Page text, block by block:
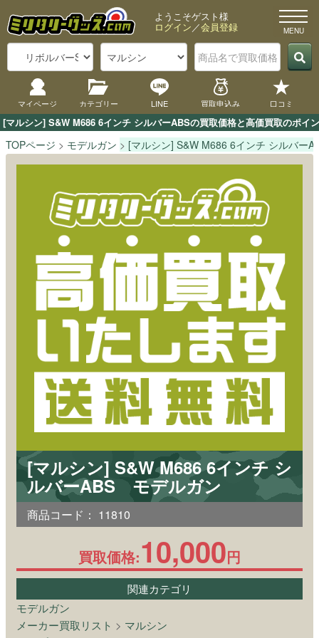
[マルシン] S&W M686 6インチ シルバーABSの買取価格と高価買取のポイ
ようこそゲスト様
ログイン／会員登録
マイページ カテゴリー LINE 買取申込み 口コミ
TOPページ モデルガン [マルシン] S&W M686 6インチ シルバー
[マルシン] S&W M686 6インチ シ
ルバーABS モデルガン
商品コード： 11810
買取価格:10,000円
関連カテゴリ
モデルガン
メーカー買取リスト > マルシン